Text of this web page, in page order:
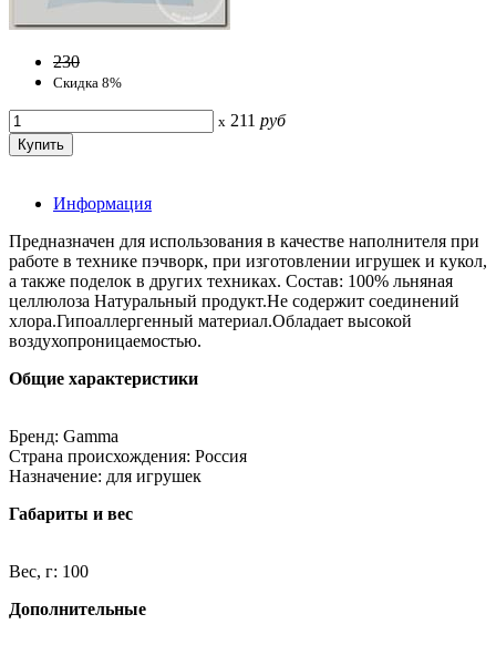
230
Скидка 8%
x 211 руб
Информация
Предназначен для использования в качестве наполнителя при
работе в технике пэчворк, при изготовлении игрушек и кукол,
а также поделок в других техниках. Состав: 100% льняная
целлюлоза Натуральный продукт.Не содержит соединений
хлора.Гипоаллергенный материал.Обладает высокой
воздухопроницаемостью.
Общие характеристики
Бренд: Gamma
Страна происхождения: Россия
Назначение: для игрушек
Габариты и вес
Вес, г: 100
Дополнительные